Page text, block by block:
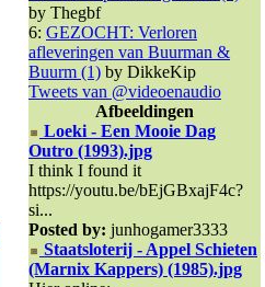
by Thegbf
6: GEZOCHT: Verloren
afleveringen van Buurman &
Buurm (1) by DikkeKip
Tweets van @videoenaudio
Afbeeldingen
Loeki - Een Mooie Dag
Outro (1993).jpg
I think I found it
https://youtu.be/bEjGBxajF4c?
si...
Posted by: junhogamer3333
Staatsloterij - Appel Schieten
(Marnix Kappers) (1985).jpg